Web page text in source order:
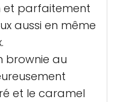
et parfaitement
aussi en même
brownie au
et le caramel